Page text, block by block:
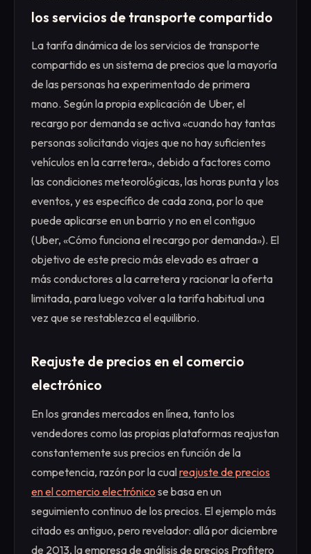
los servicios de transporte compartido
La tarifa dinámica de los servicios de transporte
compartido es un sistema de precios que la mayoría
de las personas ha experimentado de primera
mano. Según la propia explicación de Uber, el
recargo por demanda se activa «cuando hay tantas
personas solicitando viajes que no hay suficientes
vehículos en la carretera», debido a factores como
las condiciones meteorológicas, las horas punta y los
eventos, y es específico de cada zona, por lo que
puede aplicarse en un barrio y no en el contiguo
(Uber, «Cómo funciona el recargo por demanda»). El
objetivo de este precio más elevado es atraer a
más conductores a la carretera y racionar la oferta
limitada, para luego volver a la tarifa habitual una
vez que se restablezca el equilibrio.
Reajuste de precios en el comercio
electrónico
En los grandes mercados en línea, tanto los
vendedores como las propias plataformas reajustan
constantemente sus precios en función de la
competencia, razón por la cualreajuste de precios
en el comercio electrónico se basa en un
seguimiento continuo de los precios. El ejemplo más
citado es antiguo, pero revelador: allá por diciembre
de 2013, la empresa de análisis de precios Profitero